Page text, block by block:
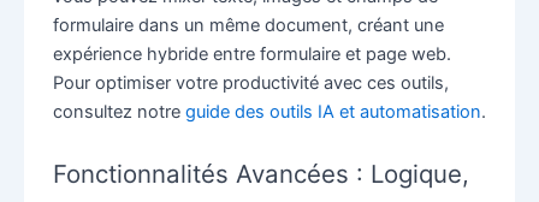
formulaire dans un même document, créant une
expérience hybride entre formulaire et page web.
Pour optimiser votre productivité avec ces outils,
consultez notre guide des outils IA et automatisation.
Fonctionnalités Avancées : Logique,